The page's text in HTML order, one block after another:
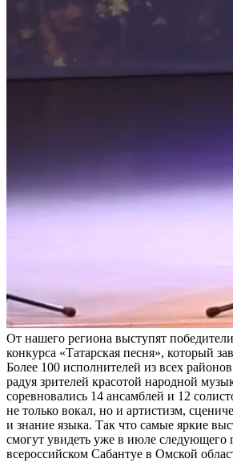
От нашего региона выступят
конкурса «Татарская песня», который
Более 100 исполнителей из всех
радуя зрителей красотой народной
соревновались 14 ансамблей и 12
не только вокал, но и артистизм,
и знание языка. Так что самые яркие
смогут увидеть уже в июле следующего
всероссийском Сабантуе в Омской